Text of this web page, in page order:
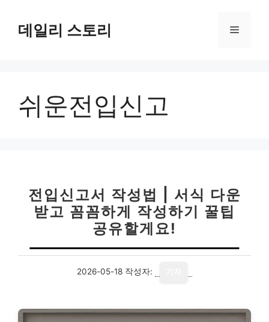
데일리 스토리 메
쉬운전입신고
전입신고서 작성법 | 서식 다운
받고 꼼꼼하게 작성하기 꿀팁
공유할게요!
2026-05-18 작성자: